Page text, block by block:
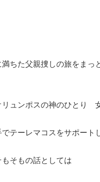
ちた父親捜しの旅をまっ
リュンポスの神のひとり
テーレマコスをサポート
そもの話としては